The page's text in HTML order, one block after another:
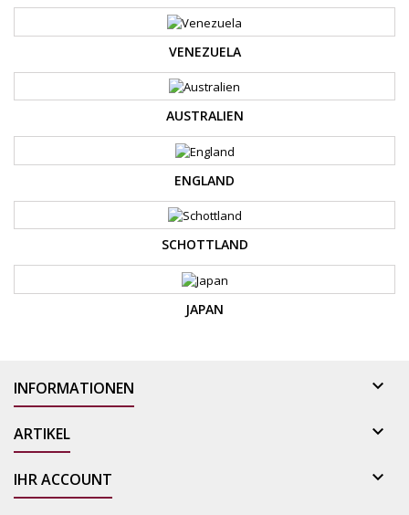
VENEZUELA
AUSTRALIEN
ENGLAND
SCHOTTLAND
JAPAN
INFORMATIONEN 
ARTIKEL 
IHR ACCOUNT 